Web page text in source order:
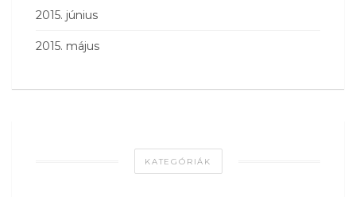
2015. június
2015. május
KATEGÓRIÁK